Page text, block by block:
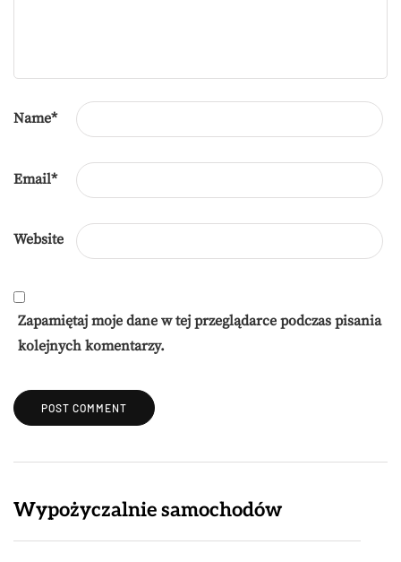
Name*
Email*
Website
Zapamiętaj moje dane w tej przeglądarce podczas pisania
kolejnych komentarzy.
Wypożyczalnie samochodów